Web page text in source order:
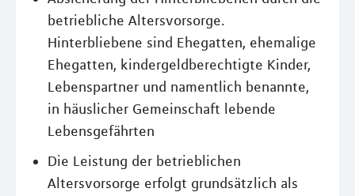
betriebliche Altersvorsorge.
Hinterbliebene sind Ehegatten, ehemalige
Ehegatten, kindergeldberechtigte Kinder,
Lebenspartner und namentlich benannte,
in häuslicher Gemeinschaft lebende
Lebensgefährten
Die Leistung der betrieblichen
Altersvorsorge erfolgt grundsätzlich als